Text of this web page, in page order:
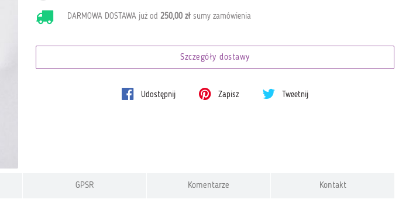
DARMOWA DOSTAWA już od 250,00 złsumy zamówienia
Szczegóły dostawy
Udostępnij Zapisz Tweetnij
GPSR Komentarze Kontakt